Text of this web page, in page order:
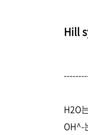
Hill
H2O
OH^-